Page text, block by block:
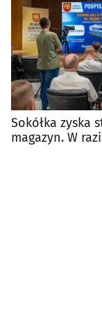
Sokółka zyska
magazyn. W